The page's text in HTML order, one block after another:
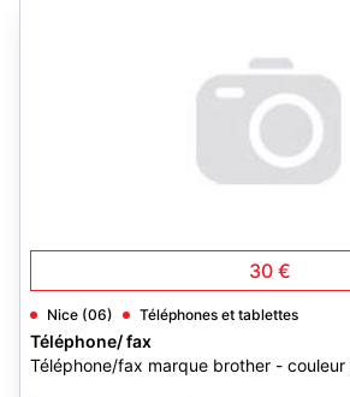
30 €
Nice (06) Téléphones et tablettes
Téléphone/ fax
Téléphone/fax marque brother -